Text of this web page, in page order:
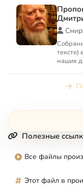
тексте)
наших
Полезные
Все файлы
Этот файл в